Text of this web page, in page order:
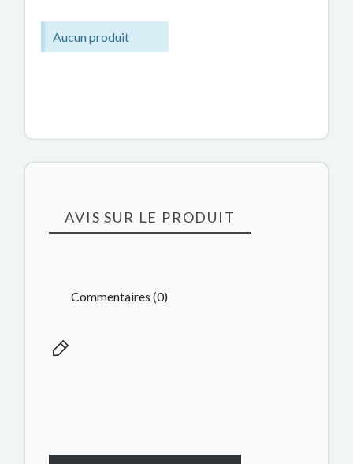
Aucun produit
AVIS SUR LE PRODUIT
Commentaires (0)